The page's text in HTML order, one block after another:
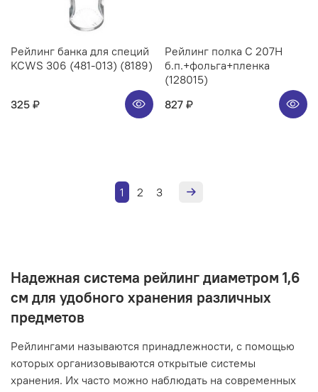
Рейлинг банка для специй
KCWS 306 (481-013) (8189)
325 ₽
Рейлинг полка C 207H
б.п.+фольга+пленка
(128015)
827 ₽
1 2 3
Надежная система рейлинг диаметром 1,6
см для удобного хранения различных
предметов
Рейлингами называются принадлежности, с помощью
которых организовываются открытые системы
хранения. Их часто можно наблюдать на современных